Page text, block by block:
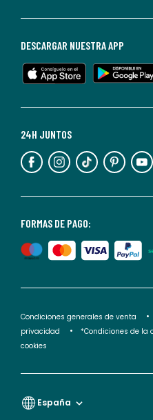
FORMAS DE PAGO:
24H JUNTOS
DESCARGAR NUESTRA APP
Condiciones generales de venta
privacidad
*Condiciones de la
cookies
España